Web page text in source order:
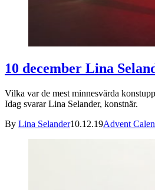
10 december Lina
Vilka var de mest minnesvärda
Idag svarar Lina Selander, konstnär.
By Lina Selander10.12.19Advent